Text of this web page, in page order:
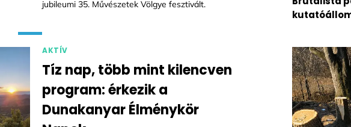
jubileumi 35. Művészetek Völgye fesztivált.
AKTÍV
Tíz nap, több mint kilencven
program: érkezik a
Dunakanyar Élménykör